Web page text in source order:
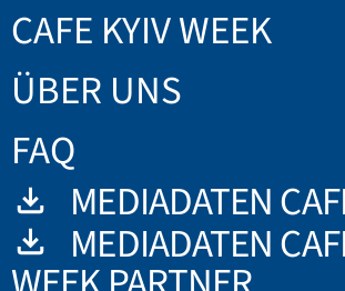
CAFE KYIV WEEK
ÜBER UNS
FAQ
MEDIADATEN
MEDIADATEN